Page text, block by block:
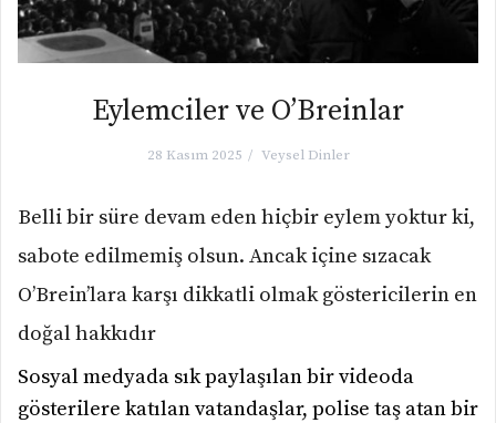
Eylemciler ve O’Breinlar
28 Kasım 2025 Veysel Dinler
Belli bir süre devam eden hiçbir eylem yoktur ki,
sabote edilmemiş olsun. Ancak içine sızacak
O’Brein’lara karşı dikkatli olmak göstericilerin en
doğal hakkıdır
Sosyal medyada sık paylaşılan bir videoda
gösterilere katılan vatandaşlar, polise taş atan bir